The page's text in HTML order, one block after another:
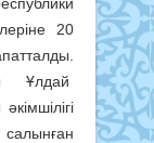
20
Ұлдай